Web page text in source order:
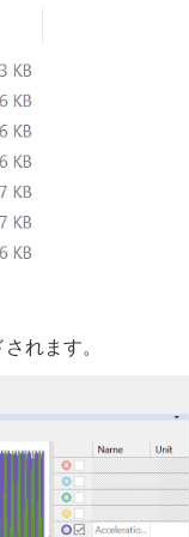
れます。